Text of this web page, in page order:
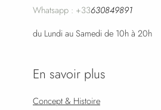
Whatsapp : +33630849891
du Lundi au Samedi de 10h à 20h
En savoir plus
Concept & Histoire